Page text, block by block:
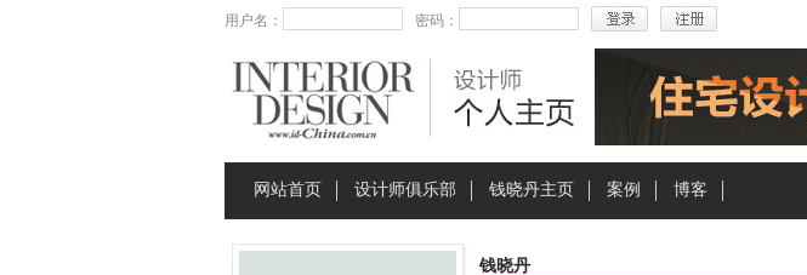
用户名： 密码：
网站首页 设计师俱乐部 钱晓丹主页 案例 博客
钱晓丹